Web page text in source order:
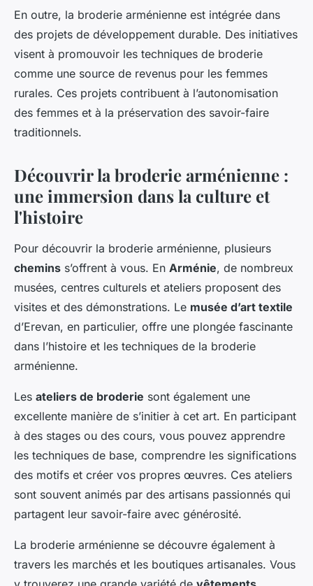
En outre, la broderie arménienne est intégrée dans
des projets de développement durable. Des initiatives
visent à promouvoir les techniques de broderie
comme une source de revenus pour les femmes
rurales. Ces projets contribuent à l’autonomisation
des femmes et à la préservation des savoir-faire
traditionnels.
Découvrir la broderie arménienne :
une immersion dans la culture et
l'histoire
Pour découvrir la broderie arménienne, plusieurs
chemins s’offrent à vous. En Arménie, de nombreux
musées, centres culturels et ateliers proposent des
visites et des démonstrations. Le musée d’art textile
d’Erevan, en particulier, offre une plongée fascinante
dans l’histoire et les techniques de la broderie
arménienne.
Les ateliers de broderie sont également une
excellente manière de s’initier à cet art. En participant
à des stages ou des cours, vous pouvez apprendre
les techniques de base, comprendre les significations
des motifs et créer vos propres œuvres. Ces ateliers
sont souvent animés par des artisans passionnés qui
partagent leur savoir-faire avec générosité.
La broderie arménienne se découvre également à
travers les marchés et les boutiques artisanales. Vous